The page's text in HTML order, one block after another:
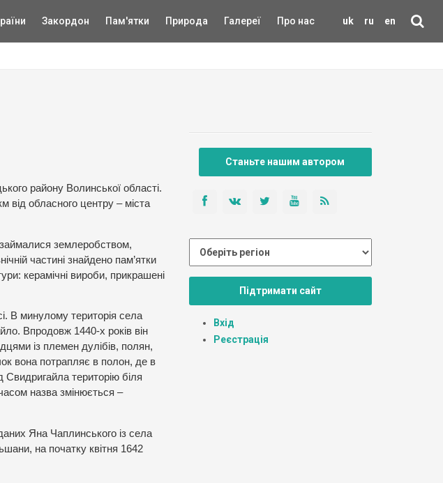
uk ru en
Закордон Пам'ятки Природа Галереї Про нас
району Волинської області.
від обласного центру – міста
землеробством,
частині знайдено пам’ятки
керамічні вироби, прикрашені
В минулому територія села
Впродовж 1440-х років він
із племен дулібів, полян,
вона потрапляє в полон, де в
Свидригайла територію біля
назва змінюється –
Яна Чаплинського із села
на початку квітня 1642
Станьте нашим автором
Підтримати сайт
Вхід
Реєстрація